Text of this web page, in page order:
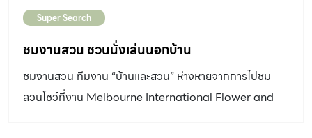
คือลักษณะและรูปแบบการสร้างป่านิเวศตามแนวคิดของ
การสร้างป่าที่สมบูรณ์ มีหลักการง่ายๆ ที่สามารถทำตามได้ไม่
ยาก เริ่มต้นจากการสร้างเนินดินและเตรียมดิน โดยดินชั้นล่าง
เป็นดินเหนียวที่มีความเป็นกรดเล็กน้อย จากนั้นถมดินชนิด
ก็เลยเริ่มมองหาผู้ออกแบบ เพื่อเตรียมให้มาจัดสวนก่อนจะซื้อ
บ้านได้เสียอีกครับ จนผมมีโอกาสได้เห็นผลงานของ คุณวุฒิ –
เป็นสไตล์ที่อยากได้ เมื่อได้พูดคุยกัน ผมบอกความต้องการกับ
คุณวุฒิไว้ว่าอยากมีสวนที่ให้ความรู้สึกใกล้เคียงป่า มีน้ำตก
Super Search
ชมงานสวน ชวนนั่งเล่นนอกบ้าน
ชมงานสวน ทีมงาน “บ้านและสวน” ห่างหายจากการไปชม
สวนโชว์ที่งาน Melbourne International Flower and